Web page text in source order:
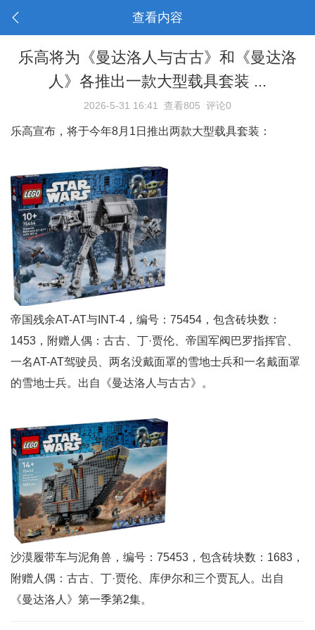
查看内容
乐高将为《曼达洛人与古古》和《曼达洛
人》各推出一款大型载具套装 ...
2026-5-31 16:41 查看805 评论0
乐高宣布，将于今年8月1日推出两款大型载具套装：
帝国残余AT-AT与INT-4，编号：75454，包含砖块数：
1453，附赠人偶：古古、丁·贾伦、帝国军阀巴罗指挥官、
一名AT-AT驾驶员、两名没戴面罩的雪地士兵和一名戴面罩
的雪地士兵。出自《曼达洛人与古古》。
沙漠履带车与泥角兽，编号：75453，包含砖块数：1683，
附赠人偶：古古、丁·贾伦、库伊尔和三个贾瓦人。出自
《曼达洛人》第一季第2集。